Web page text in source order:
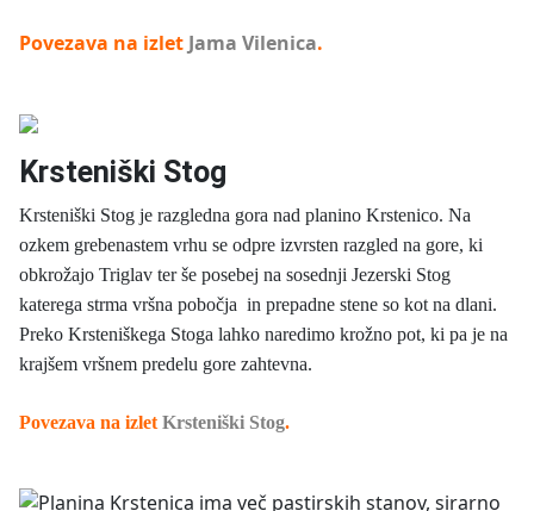
Povezava na izlet Jama Vilenica.
Krsteniški Stog
Krsteniški Stog je razgledna gora nad planino Krstenico. Na
ozkem grebenastem vrhu se odpre izvrsten razgled na gore, ki
obkrožajo Triglav ter še posebej na sosednji Jezerski Stog
katerega strma vršna pobočja in prepadne stene so kot na dlani.
Preko Krsteniškega Stoga lahko naredimo krožno pot, ki pa je na
krajšem vršnem predelu gore zahtevna.
Povezava na izlet Krsteniški Stog.